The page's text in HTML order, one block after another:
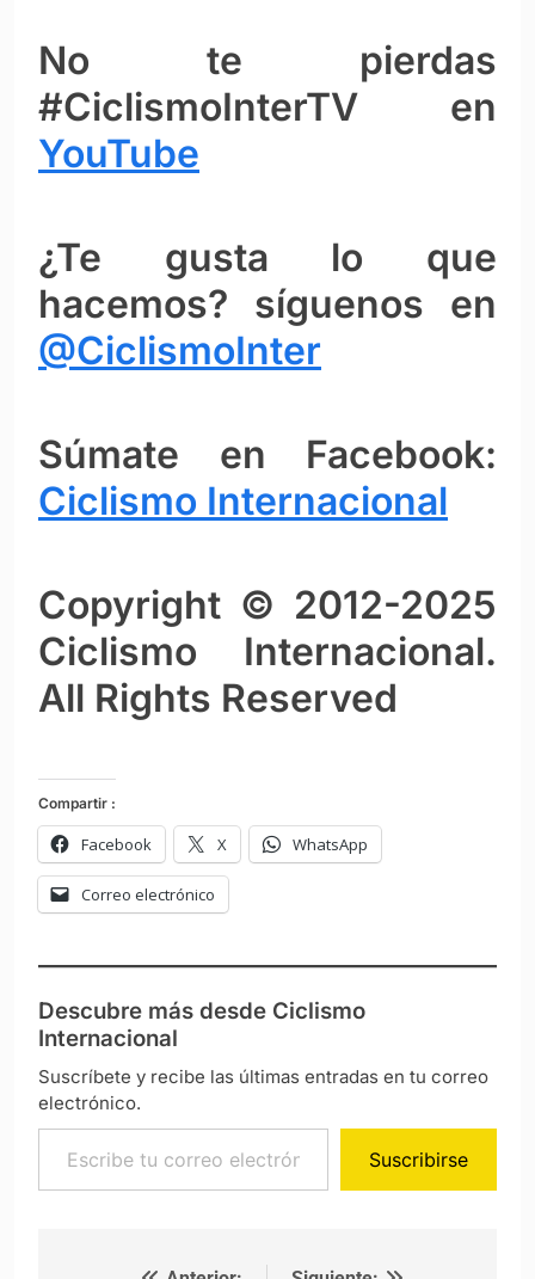
No te pierdas
#CiclismoInterTV en
YouTube
¿Te gusta lo que
hacemos? síguenos en
@CiclismoInter
Súmate en Facebook:
Ciclismo Internacional
Copyright © 2012-2025
Ciclismo Internacional.
All Rights Reserved
Compartir :
Facebook X WhatsApp
Correo electrónico
Descubre más desde Ciclismo
Internacional
Suscríbete y recibe las últimas entradas en tu correo
electrónico.
Escribe tu correo electrónico…
Suscribirse